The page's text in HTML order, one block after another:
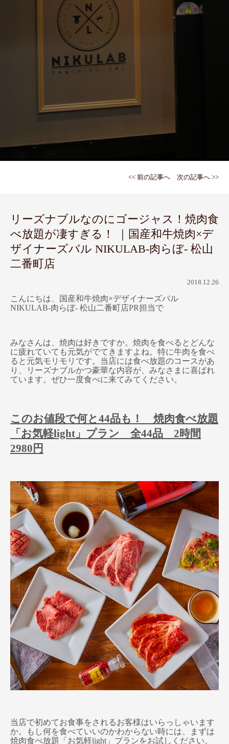
<< 前の記事へ 次の記事へ >>
リーズナブルなのにゴージャス！焼肉食
べ放題が凄すぎる！ ｜国産和牛焼肉×デ
ザイナーズバル NIKULAB-肉らぼ- 松山
二番町店
2018.12.26
こんにちは、国産和牛焼肉×デザイナーズバル
NIKULAB-肉らぼ- 松山二番町店PR担当で
みなさんは、焼肉は好きですか。焼肉を食べるとどんな
に疲れていても元気がでてきますよね。特に牛肉を食べ
ると元気モリモリです。当店には食べ放題のコースがあ
り、リーズナブルかつ豪華な内容が、みなさまに喜ばれ
ています。ぜひ一度食べに来てみてください。
このお値段で何と44品も！ 焼肉食べ放題
「お気軽light」プラン 全44品 2時間
2980円
当店で初めてお食事をされるお客様はいらっしゃいます
か。もし何を食べていいのかわからない時には、まずは
焼肉食べ放題「お気軽light」プランをお試しください。